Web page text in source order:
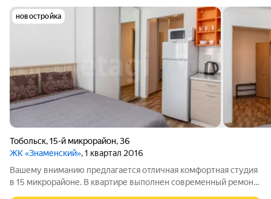
новостройка
Тобольск,15-й микрорайон,36
ЖК «Знаменский», 1 квартал 2016
Вашему вниманию предлагается отличная комфортная студия
в 15 микрорайоне. В квартире выполнен современный ремонт.